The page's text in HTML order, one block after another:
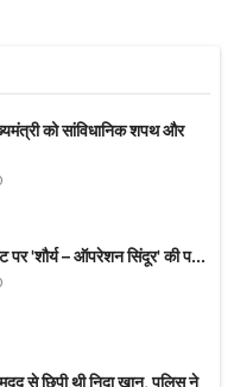
को सांविधानिक शपथ और
पर 'शौर्य – ऑपरेशन सिंदूर' की प...
से छिपी थी निदा खान, पुलिस ने